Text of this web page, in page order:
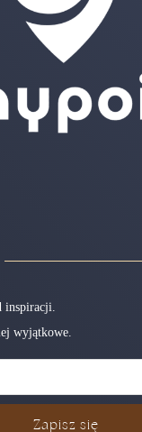
inspiracji.
wyjątkowe.
Zapisz się